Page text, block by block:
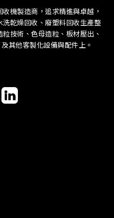
機製造商，追求精進與卓越，
乾燥回收、廢塑料回收生產整
技術、色母造粒、板材壓出、
其他客製化設備與配件上。